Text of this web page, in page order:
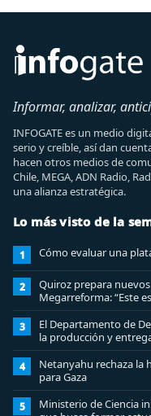
Informar, analizar,
INFOGATE es un medio
serio y creíble, así dan
hacen otros medios de
Chile, MEGA, ADN Radio,
una alianza estratégica.
Lo más visto de la
1 Cómo evaluar una
2
Quiroz prepara
Megarreforma: “Este
3
El Departamento de
la producción y
4
Netanyahu rechaza la
para Gaza
5
Ministerio de Ciencia